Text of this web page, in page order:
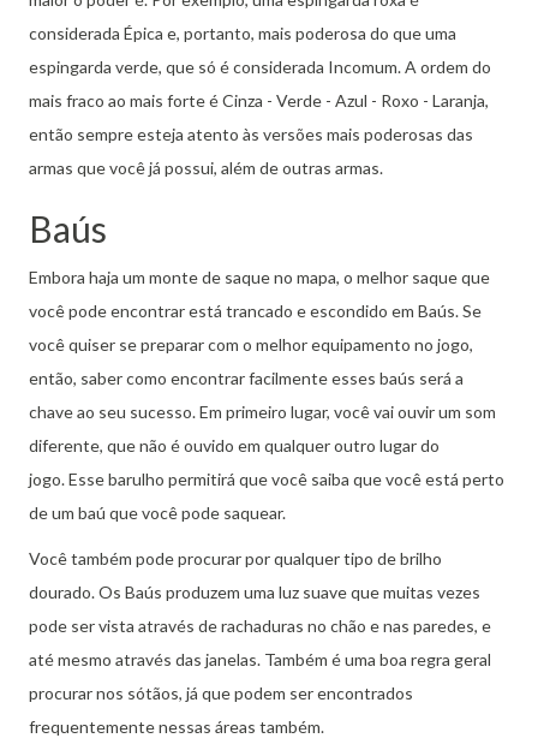
considerada Épica e, portanto, mais poderosa do que uma
espingarda verde, que só é considerada Incomum.A ordem do
mais fraco ao mais forte é Cinza - Verde - Azul - Roxo - Laranja,
então sempre esteja atento às versões mais poderosas das
armas que você já possui, além de outras armas.
Baús
Embora haja um monte de saque no mapa, o melhor saque que
você pode encontrar está trancado e escondido em Baús.Se
você quiser se preparar com o melhor equipamento no jogo,
então, saber como encontrar facilmente esses baús será a
chave ao seu sucesso.Em primeiro lugar, você vai ouvir um som
diferente, que não é ouvido em qualquer outro lugar do
jogo.Esse barulho permitirá que você saiba que você está perto
de um baú que você pode saquear.
Você também pode procurar por qualquer tipo de brilho
dourado.Os Baús produzem uma luz suave que muitas vezes
pode ser vista através de rachaduras no chão e nas paredes, e
até mesmo através das janelas. Também é uma boa regra geral
procurar nos sótãos, já que podem ser encontrados
frequentemente nessas áreas também.